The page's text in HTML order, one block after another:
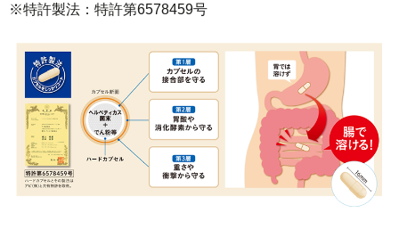
※特許製法：特許第6578459号